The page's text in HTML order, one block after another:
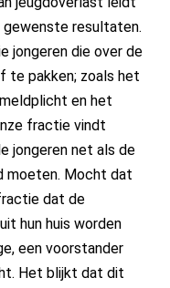
resultaten.
jongeren die over de
te pakken; zoals het
en het
fractie vindt
jongeren net als de
moeten. Mocht dat
dat de
hun huis worden
een voorstander
Het blijkt dat dit